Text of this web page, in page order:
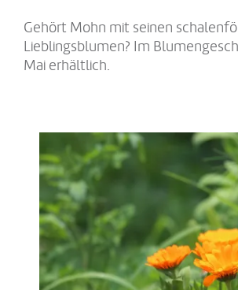
Gehört Mohn mit seinen
Lieblingsblumen? Im
Mai erhältlich.